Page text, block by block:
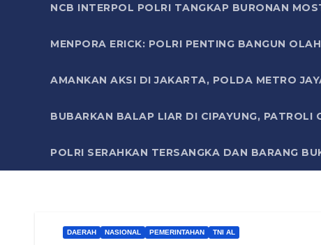
NCB INTERPOL POLRI TANGKAP BURONAN
MENPORA ERICK: POLRI PENTING BANGUN
AMANKAN AKSI DI JAKARTA, POLDA METRO
BUBARKAN BALAP LIAR DI CIPAYUNG,
POLRI SERAHKAN TERSANGKA DAN BARANG
DAERAH NASIONAL PEMERINTAHAN TNI AL